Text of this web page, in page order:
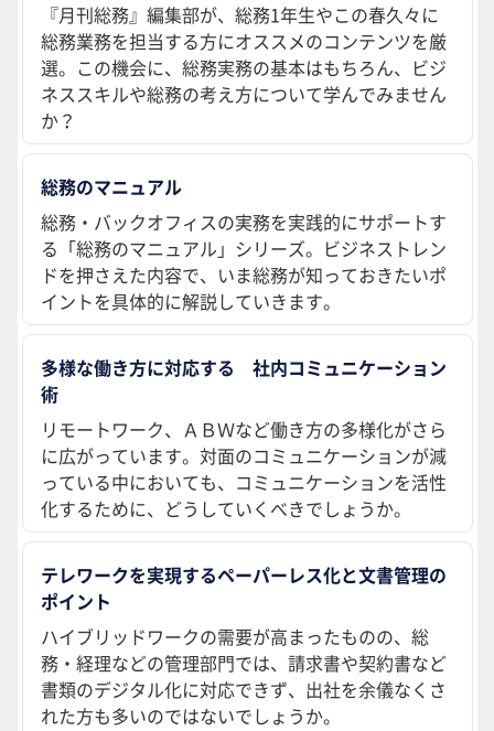
『月刊総務』編集部が、総務1年生やこの春久々に
総務業務を担当する方にオススメのコンテンツを厳
選。この機会に、総務実務の基本はもちろん、ビジ
ネススキルや総務の考え方について学んでみません
か？
総務のマニュアル
総務・バックオフィスの実務を実践的にサポートす
る「総務のマニュアル」シリーズ。ビジネストレン
ドを押さえた内容で、いま総務が知っておきたいポ
イントを具体的に解説していきます。
多様な働き方に対応する 社内コミュニケーション
術
リモートワーク、ＡＢＷなど働き方の多様化がさら
に広がっています。対面のコミュニケーションが減
っている中においても、コミュニケーションを活性
化するために、どうしていくべきでしょうか。
テレワークを実現するペーパーレス化と文書管理の
ポイント
ハイブリッドワークの需要が高まったものの、総
務・経理などの管理部門では、請求書や契約書など
書類のデジタル化に対応できず、出社を余儀なくさ
れた方も多いのではないでしょうか。